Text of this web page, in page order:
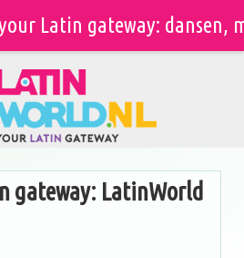
gateway: LatinWorld
Latin gateway: dansen,